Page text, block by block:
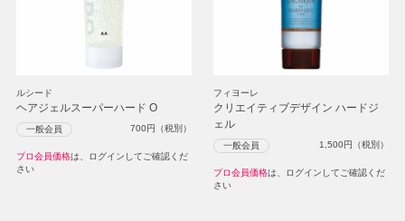
ルシード
ヘアジェルスーパーハード O
一般会員 700円（税別）
プロ会員価格は、ログインしてご確認くだ
さい
フィヨーレ
クリエイティブデザイン ハードジ
ェル
一般会員 1,500円（税別）
プロ会員価格は、ログインしてご確認くだ
さい